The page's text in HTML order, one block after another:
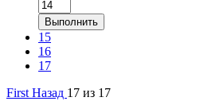
Выполнить
15
16
17
First Назад 17 из 17